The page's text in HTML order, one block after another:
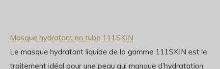
Masque hydratant en tube 111SKIN
Le masque hydratant liquide de la gamme 111SKIN est le
traitement idéal pour une peau qui manque d’hydratation.